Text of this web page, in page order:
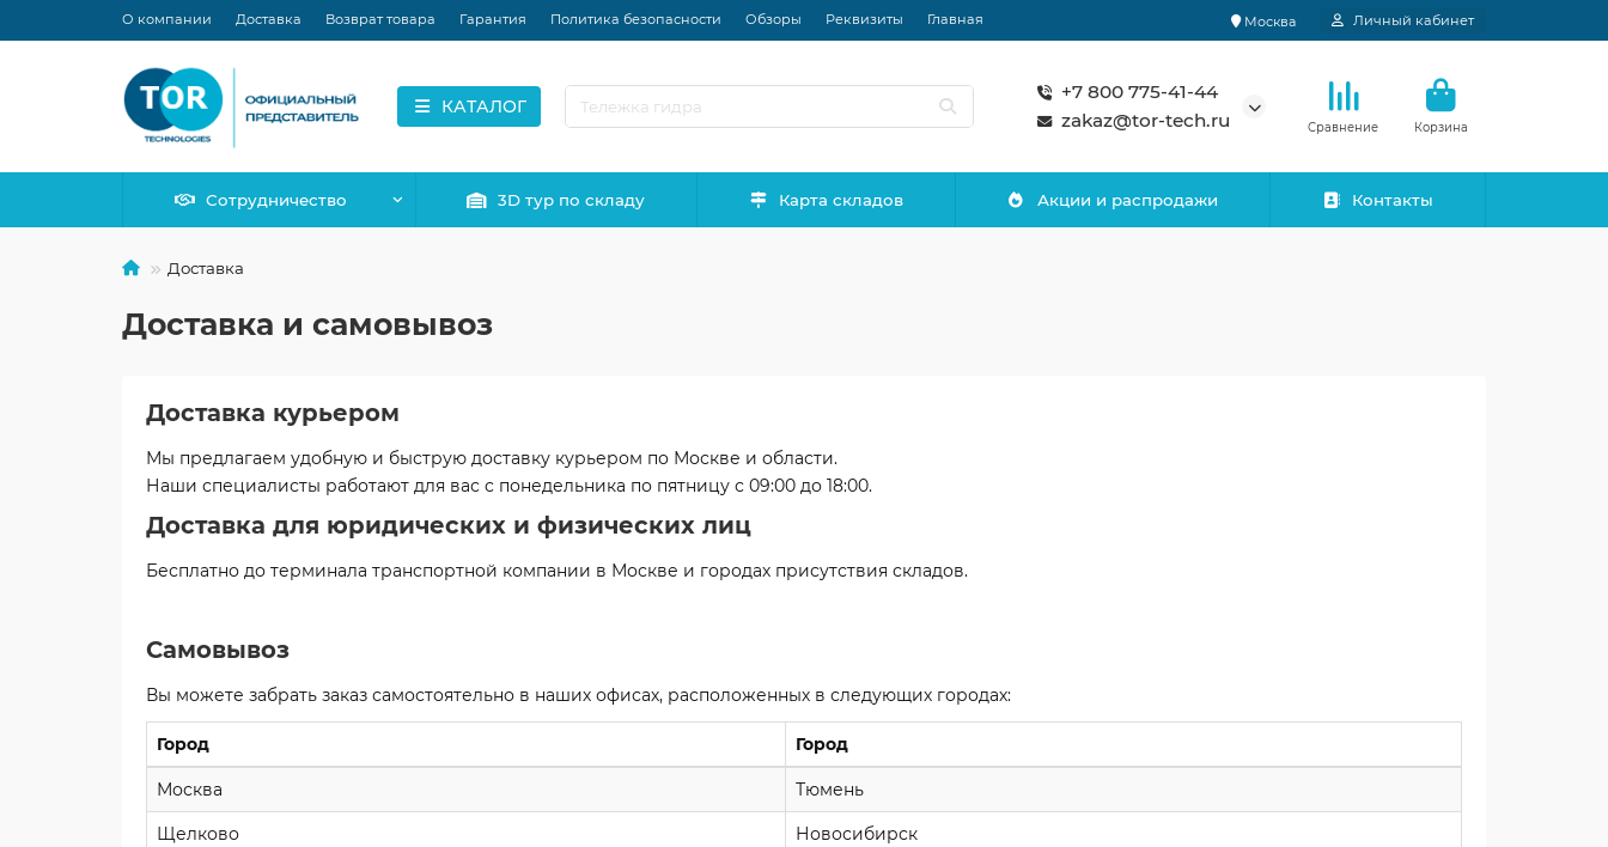
О компании Доставка Возврат товара Гарантия Политика безопасности Обзоры Реквизиты Главная Москва Личный кабинет
КАТАЛОГ
+7 800 775-41-44
zakaz@tor-tech.ru
Сравнение Корзина
Сотрудничество 3D тур по складу Карта складов Акции и распродажи Контакты
Доставка
Доставка и самовывоз
Доставка курьером
Мы предлагаем удобную и быструю доставку курьером по Москве и области.
Наши специалисты работают для вас с понедельника по пятницу с 09:00 до 18:00.
Доставка для юридических и физических лиц
Бесплатно до терминала транспортной компании в Москве и городах присутствия складов.
Самовывоз
Вы можете забрать заказ самостоятельно в наших офисах, расположенных в следующих городах:
Город Город
Москва Тюмень
Щелково Новосибирск